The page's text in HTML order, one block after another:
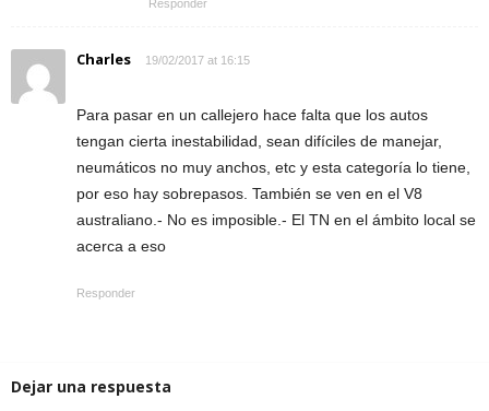
Responder
Charles 19/02/2017 at 16:15
Para pasar en un callejero hace falta que los autos
tengan cierta inestabilidad, sean difíciles de manejar,
neumáticos no muy anchos, etc y esta categoría lo tiene,
por eso hay sobrepasos. También se ven en el V8
australiano.- No es imposible.- El TN en el ámbito local se
acerca a eso
Responder
Dejar una respuesta